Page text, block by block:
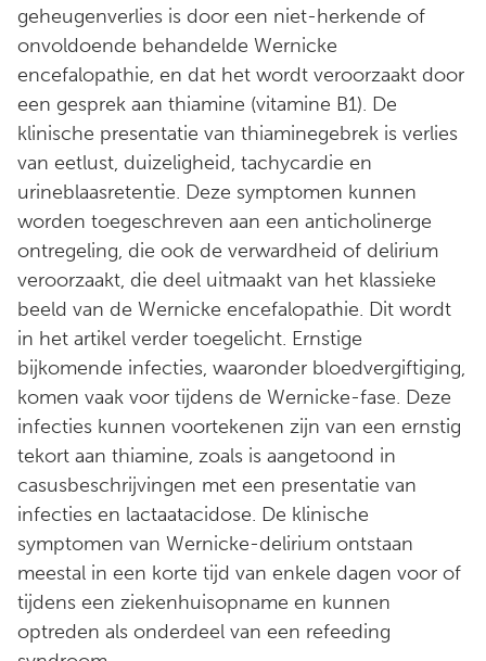
geheugenverlies is door een niet-herkende of
onvoldoende behandelde Wernicke
encefalopathie, en dat het wordt veroorzaakt door
een gesprek aan thiamine (vitamine B1). De
klinische presentatie van thiaminegebrek is verlies
van eetlust, duizeligheid, tachycardie en
urineblaasretentie. Deze symptomen kunnen
worden toegeschreven aan een anticholinerge
ontregeling, die ook de verwardheid of delirium
veroorzaakt, die deel uitmaakt van het klassieke
beeld van de Wernicke encefalopathie. Dit wordt
in het artikel verder toegelicht. Ernstige
bijkomende infecties, waaronder bloedvergiftiging,
komen vaak voor tijdens de Wernicke-fase. Deze
infecties kunnen voortekenen zijn van een ernstig
tekort aan thiamine, zoals is aangetoond in
casusbeschrijvingen met een presentatie van
infecties en lactaatacidose. De klinische
symptomen van Wernicke-delirium ontstaan
meestal in een korte tijd van enkele dagen voor of
tijdens een ziekenhuisopname en kunnen
optreden als onderdeel van een refeeding